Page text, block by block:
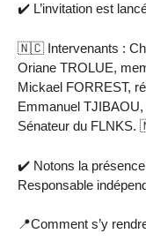
✔️ L’invitation est
🇳🇨 Intervenants :
Oriane TROLUE,
Mickael FORREST,
Emmanuel
Sénateur du
✔️ Notons la
Responsable
📍Comment s’y